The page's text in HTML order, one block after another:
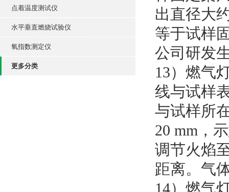
点着温度测试仪
水平垂直燃烧试验仪
氧指数测定仪
更多分类
出直径大
等于试样
公司研发
13）燃气
线与试样
与试样所
20 mm，
调节火焰
距离。气
14）燃气